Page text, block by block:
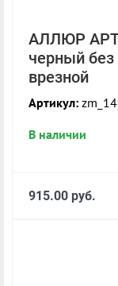
АЛЛЮР АРТ
черный
врезной
Артикул:
В наличии
915.00 руб.